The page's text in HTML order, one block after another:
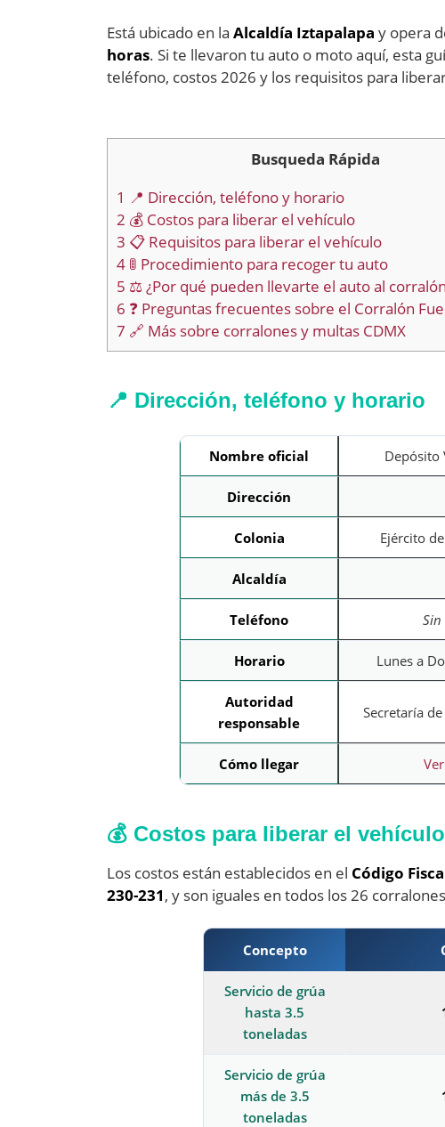
Está ubicado en la Alcaldía Iztapalapa y opera
horas. Si te llevaron tu auto o moto aquí, esta
teléfono, costos 2026 y los requisitos para
Busqueda Rápida
1 📍 Dirección, teléfono y horario
2 💰 Costos para liberar el vehículo
3 📋 Requisitos para liberar el vehículo
4 🚦 Procedimiento para recoger tu auto
5 ⚖️ ¿Por qué pueden llevarte el auto al
6 ❓ Preguntas frecuentes sobre el Corralón
7 🔗 Más sobre corralones y multas CDMX
📍 Dirección, teléfono y horario
Nombre oficial Depósito
Dirección
Colonia Ejército
Alcaldía
Teléfono Sin
Horario Lunes a
Autoridad
responsable
Secretaría de
Cómo llegar
💰 Costos para liberar el vehículo
Los costos están establecidos en el Código
230-231, y son iguales en todos los 26 corralones
Concepto
Servicio de grúa
hasta 3.5
toneladas
Servicio de grúa
más de 3.5
toneladas